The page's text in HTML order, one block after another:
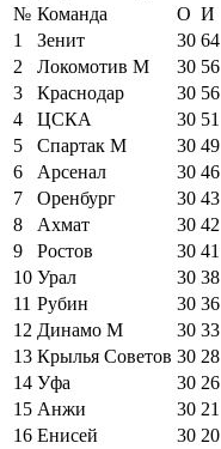
№ Команда О И
1
Зенит 30 64
2
Локомотив М 30 56
3
Краснодар 30 56
4
ЦСКА 30 51
5
Спартак М 30 49
6
Арсенал 30 46
7
Оренбург 30 43
8
Ахмат 30 42
9
Ростов 30 41
10 Урал 30 38
11 Рубин 30 36
12 Динамо М 30 33
13 Крылья Советов 30 28
14 Уфа 30 26
15 Анжи 30 21
16 Енисей 30 20